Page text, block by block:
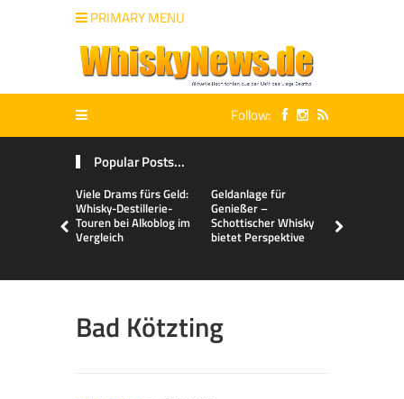
PRIMARY MENU
Follow:
Popular Posts...
Viele Drams fürs Geld:
Whisky-Destillerie-
Touren bei Alkoblog im
Vergleich
Geldanlage für
Genießer –
Schottischer Whisky
bietet Perspektive
Bad Kötzting